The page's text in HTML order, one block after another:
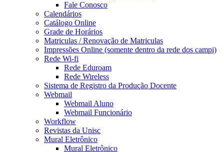
Fale Conosco
Calendários
Catálogo Online
Grade de Horários
Matriculas / Renovação de Matriculas
Impressões Online (somente dentro da rede dos campi)
Rede Wi-fi
Rede Eduroam
Rede Wireless
Sistema de Registro da Produção Docente
Webmail
Webmail Aluno
Webmail Funcionário
Workflow
Revistas da Unisc
Mural Eletrônico
Mural Eletrônico